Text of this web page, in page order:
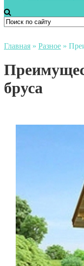
Главная » Разное »
бруса